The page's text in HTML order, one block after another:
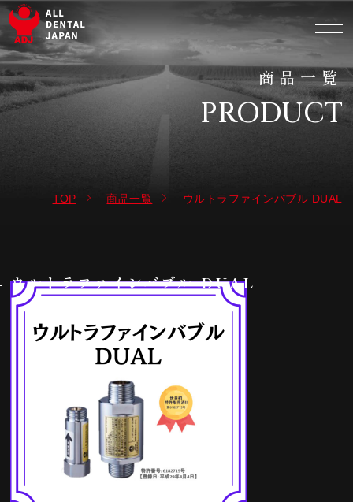
商品一覧
PRODUCT
TOP 商品一覧 ウルトラファインバブル DUAL
ウルトラファインバブル DUAL